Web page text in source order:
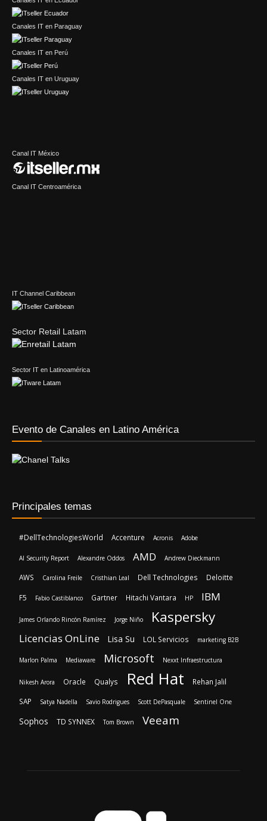
Canales IT en Paraguay
Canales IT en Perú
Canales IT en Uruguay
Canal IT México
Canal IT Centroamérica
IT Channel Caribbean
Sector Retail Latam
Sector IT en Latinoamérica
Evento de Canales en Latino América
Principales temas
#DellTechnologiesWorld Accenture Acronis Adobe
AI Security Report Alexandre Oddos AMD Andrew Dieckmann
AWS Carolina Freile Cristhian Leal Dell Technologies Deloitte
F5 Fabio Castiblanco Gartner Hitachi Vantara HP IBM
James Orlando Rincón Ramírez Jorge Niño Kaspersky
Licencias OnLine Lisa Su LOL Servicios marketing B2B
Marlon Palma Mediaware Microsoft Nexxt Infraestructura
Nikesh Arora Oracle Qualys Red Hat Rehan Jalil
SAP Satya Nadella Savio Rodrigues Scott DePasquale Sentinel One
Sophos TD SYNNEX Tom Brown Veeam